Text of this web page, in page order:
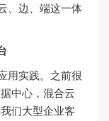
、边、端这一体
用实践。之前很
中心，混合云
们大型企业客